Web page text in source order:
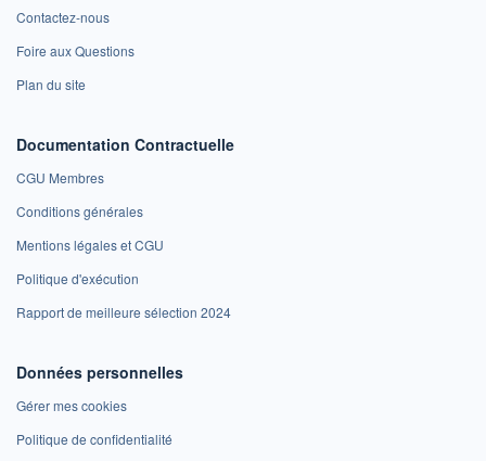
Contactez-nous
Foire aux Questions
Plan du site
Documentation Contractuelle
CGU Membres
Conditions générales
Mentions légales et CGU
Politique d'exécution
Rapport de meilleure sélection 2024
Données personnelles
Gérer mes cookies
Politique de confidentialité